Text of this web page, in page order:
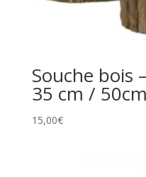
Souche bois
35 cm / 50cm
15,00€